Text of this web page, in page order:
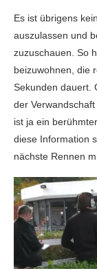
Es ist übrigens
auszulassen und
zuzuschauen. So
beizuwohnen, die
Sekunden dauert.
der
ist ja ein
diese Information
nächste Rennen